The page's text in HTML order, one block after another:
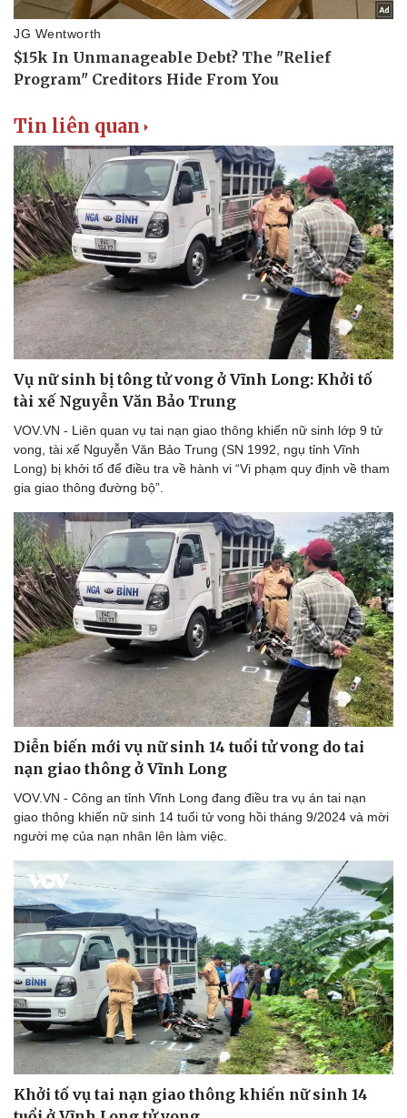
Thể thao
Bóng đá
Thế giới thể thao
eSports
Hậu trường
Ô tô - Xe máy
Tư vấn
Tin liên quan
Vụ nữ sinh bị tông tử vong ở Vĩnh Long: Khởi tố
tài xế Nguyễn Văn Bảo Trung
VOV.VN - Liên quan vụ tai nạn giao thông khiến nữ sinh lớp 9 tử
vong, tài xế Nguyễn Văn Bảo Trung (SN 1992, ngụ tỉnh Vĩnh
Long) bị khởi tố để điều tra về hành vi “Vi phạm quy định về tham
gia giao thông đường bộ”.
Diễn biến mới vụ nữ sinh 14 tuổi tử vong do tai
nạn giao thông ở Vĩnh Long
VOV.VN - Công an tỉnh Vĩnh Long đang điều tra vụ án tai nạn
giao thông khiến nữ sinh 14 tuổi tử vong hồi tháng 9/2024 và mời
người mẹ của nạn nhân lên làm việc.
Khởi tố vụ tai nạn giao thông khiến nữ sinh 14